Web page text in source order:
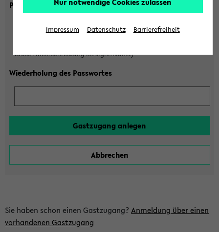
Passwort
Gross-/Kleinschreibung ist signifikant!)
Wiederholung des Passwortes
Sie haben schon einen Gastzugang? Anmeldung über einen
vorhandenen Gastzugang
Impressum Datenschutz Barrierefreiheit